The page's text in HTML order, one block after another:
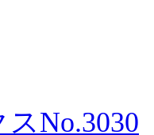
No.3030